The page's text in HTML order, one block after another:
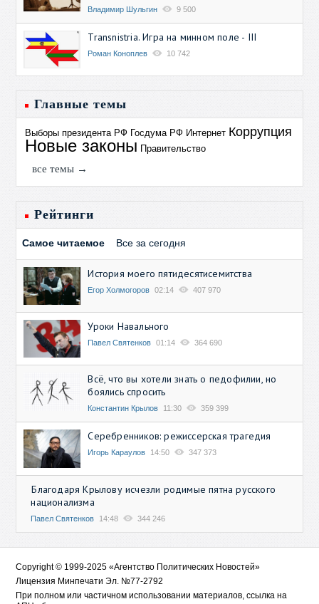
Владимир Шульгин 9 500
Transnistria. Игра на минном поле - III
Роман Коноплев 10 742
Главные темы
Выборы президента РФ Госдума РФ Интернет Коррупция
Новые законы Правительство
все темы →
Рейтинги
Самое читаемое Все за сегодня
История моего пятидесятисемитства
Егор Холмогоров 02:14 407 970
Уроки Навального
Павел Святенков 01:14 364 690
Всё, что вы хотели знать о педофилии, но
боялись спросить
Константин Крылов 11:30 359 399
Серебренников: режиссерская трагедия
Игорь Караулов 14:50 347 373
Благодаря Крылову исчезли родимые пятна русского
национализма
Павел Святенков 14:48 344 246
Copyright © 1999-2025 «Агентство Политических Новостей»
Лицензия Минпечати Эл. №77-2792
При полном или частичном использовании материалов, ссылка на